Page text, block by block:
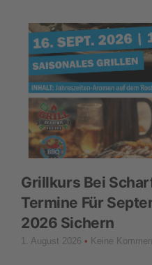
Grillkurs Bei
Termine Für
2026 Sichern
1. August 2026 Keine